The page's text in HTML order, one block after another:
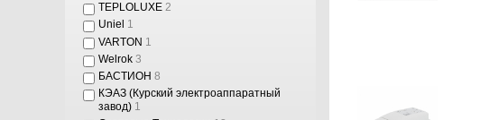
TEPLOLUXE 2
Uniel 1
VARTON 1
Welrok 3
БАСТИОН 8
КЭАЗ (Курский электроаппаратный
завод) 1